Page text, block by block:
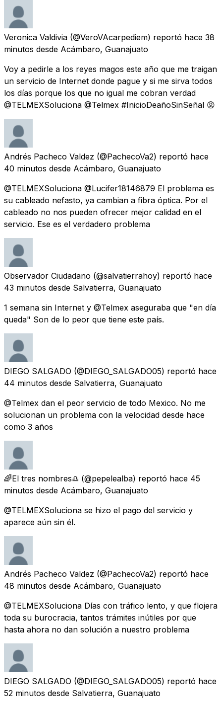
Veronica Valdivia (@VeroVAcarpediem) reportó hace 38
minutos desde Acámbaro, Guanajuato
Voy a pedirle a los reyes magos este año que me traigan
un servicio de Internet donde pague y si me sirva todos
los días porque los que no igual me cobran verdad
@TELMEXSoluciona @Telmex #InicioDeañoSinSeñal 😡
Andrés Pacheco Valdez (@PachecoVa2) reportó hace
40 minutos desde Acámbaro, Guanajuato
@TELMEXSoluciona @Lucifer18146879 El problema es
su cableado nefasto, ya cambian a fibra óptica. Por el
cableado no nos pueden ofrecer mejor calidad en el
servicio. Ese es el verdadero problema
Observador Ciudadano (@salvatierrahoy) reportó hace
43 minutos desde Salvatierra, Guanajuato
1 semana sin Internet y @Telmex aseguraba que "en día
queda" Son de lo peor que tiene este país.
DIEGO SALGADO (@DIEGO_SALGADO05) reportó hace
44 minutos desde Salvatierra, Guanajuato
@Telmex dan el peor servicio de todo Mexico. No me
solucionan un problema con la velocidad desde hace
como 3 años
🌈El tres nombres♎ (@pepelealba) reportó hace 45
minutos desde Acámbaro, Guanajuato
@TELMEXSoluciona se hizo el pago del servicio y
aparece aún sin él.
Andrés Pacheco Valdez (@PachecoVa2) reportó hace
48 minutos desde Acámbaro, Guanajuato
@TELMEXSoluciona Días con tráfico lento, y que flojera
toda su burocracia, tantos trámites inútiles por que
hasta ahora no dan solución a nuestro problema
DIEGO SALGADO (@DIEGO_SALGADO05) reportó hace
52 minutos desde Salvatierra, Guanajuato